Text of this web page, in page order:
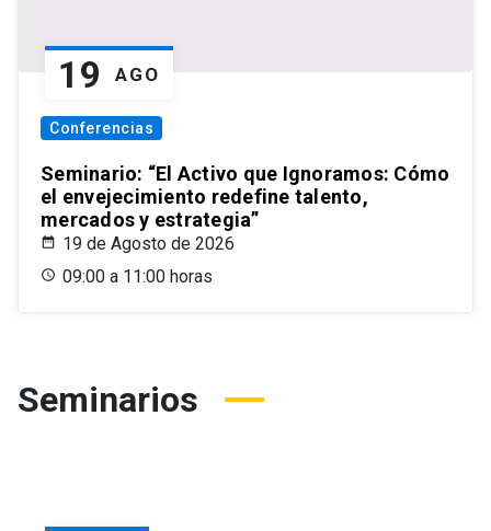
19 AGO
Conferencias
Seminario: “El Activo que Ignoramos: Cómo
el envejecimiento redefine talento,
mercados y estrategia”
19 de Agosto de 2026
09:00 a 11:00 horas
Seminarios